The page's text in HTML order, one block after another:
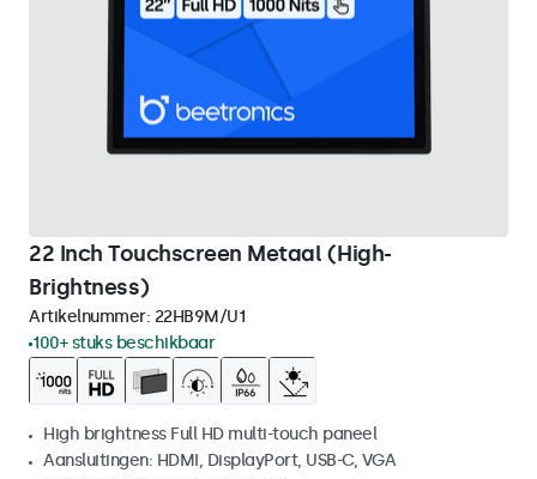
22 Inch Touchscreen Metaal (High-
Brightness)
Artikelnummer: 22HB9M/U1
100+ stuks beschikbaar
High brightness Full HD multi-touch paneel
Aansluitingen: HDMI, DisplayPort, USB-C, VGA